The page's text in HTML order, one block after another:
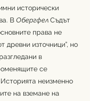
исторически
В Обергфел Съдът
права не
древни източници”, но
в
се
неизменно
на вземане на